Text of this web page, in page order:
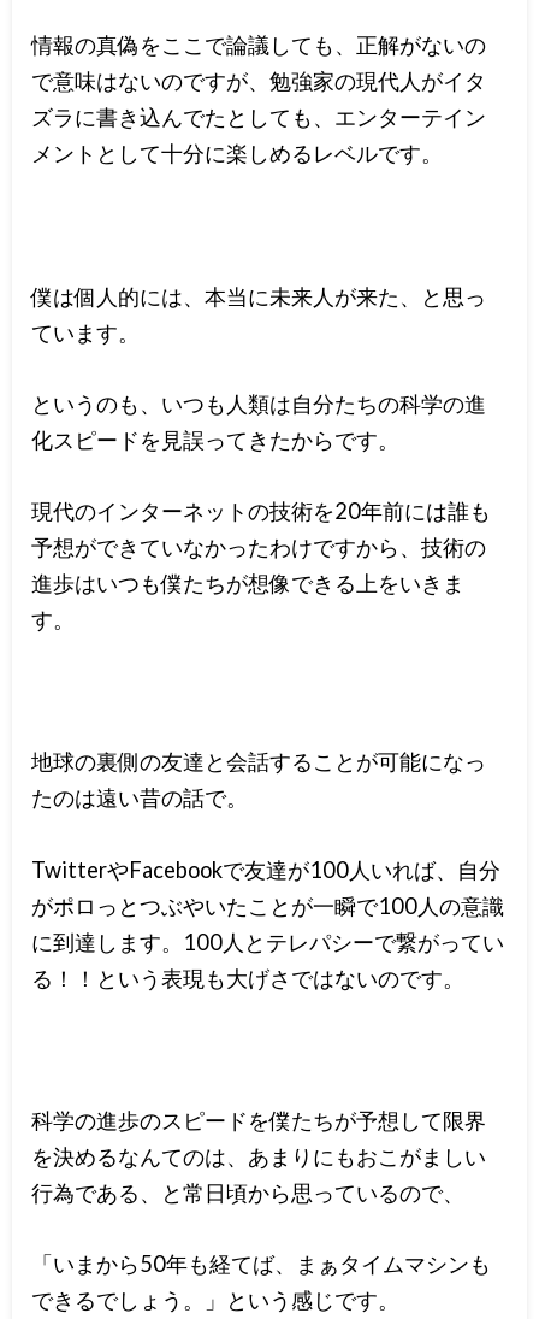
情報の真偽をここで論議しても、正解がないの
で意味はないのですが、勉強家の現代人がイタ
ズラに書き込んでたとしても、エンターテイン
メントとして十分に楽しめるレベルです。
僕は個人的には、本当に未来人が来た、と思っ
ています。
というのも、いつも人類は自分たちの科学の進
化スピードを見誤ってきたからです。
現代のインターネットの技術を20年前には誰も
予想ができていなかったわけですから、技術の
進歩はいつも僕たちが想像できる上をいきま
す。
地球の裏側の友達と会話することが可能になっ
たのは遠い昔の話で。
TwitterやFacebookで友達が100人いれば、自分
がポロっとつぶやいたことが一瞬で100人の意識
に到達します。100人とテレパシーで繋がってい
る！！という表現も大げさではないのです。
科学の進歩のスピードを僕たちが予想して限界
を決めるなんてのは、あまりにもおこがましい
行為である、と常日頃から思っているので、
「いまから50年も経てば、まぁタイムマシンも
できるでしょう。」という感じです。